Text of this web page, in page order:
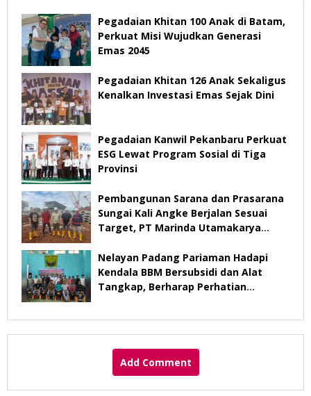
Pegadaian Khitan 100 Anak di Batam,
Perkuat Misi Wujudkan Generasi
Emas 2045
Pegadaian Khitan 126 Anak Sekaligus
Kenalkan Investasi Emas Sejak Dini
Pegadaian Kanwil Pekanbaru Perkuat
ESG Lewat Program Sosial di Tiga
Provinsi
Pembangunan Sarana dan Prasarana
Sungai Kali Angke Berjalan Sesuai
Target, PT Marinda Utamakarya
2026
Nelayan Padang Pariaman Hadapi
Kendala BBM Bersubsidi dan Alat
Tangkap, Berharap Perhatian
Add Comment